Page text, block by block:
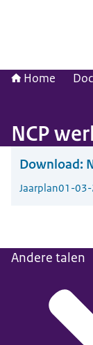
Home
NCP
Download:
Jaarplan01-
Andere talen